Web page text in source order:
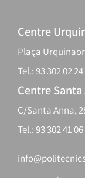
Centre
Plaça
Tel.: 93 302 02 24
Centre Santa
C/Santa Anna,
Tel.: 93 302 41 06